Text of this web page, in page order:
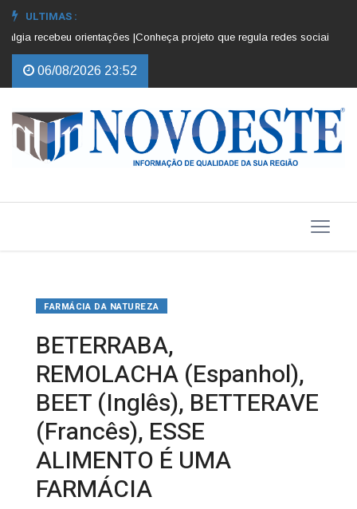
ULTIMAS :
recebeu orientações |Conheça projeto que regula redes sociais para
06/08/2026 23:52
FARMÁCIA DA NATUREZA
BETERRABA,
REMOLACHA (Espanhol),
BEET (Inglês), BETTERAVE
(Francês), ESSE
ALIMENTO É UMA
FARMÁCIA